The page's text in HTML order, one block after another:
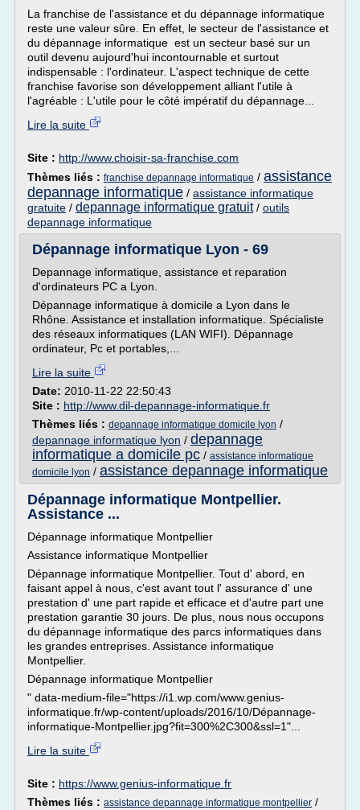
La franchise de l'assistance et du dépannage informatique
reste une valeur sûre. En effet, le secteur de l'assistance et
du dépannage informatique est un secteur basé sur un
outil devenu aujourd'hui incontournable et surtout
indispensable : l'ordinateur. L'aspect technique de cette
franchise favorise son développement alliant l'utile à
l'agréable : L'utile pour le côté impératif du dépannage...
Lire la suite
Site : http://www.choisir-sa-franchise.com
Thèmes liés : franchise depannage informatique / assistance
depannage informatique / assistance informatique
gratuite / depannage informatique gratuit/ outils
depannage informatique
Dépannage informatique Lyon - 69
Depannage informatique, assistance et reparation
d'ordinateurs PC a Lyon.
Dépannage informatique à domicile a Lyon dans le
Rhône. Assistance et installation informatique. Spécialiste
des réseaux informatiques (LAN WIFI). Dépannage
ordinateur, Pc et portables,...
Lire la suite
Date: 2010-11-22 22:50:43
Site : http://www.dil-depannage-informatique.fr
Thèmes liés : depannage informatique domicile lyon /
depannage informatique lyon / depannage
informatique a domicile pc / assistance informatique
domicile lyon / assistance depannage informatique
Dépannage informatique Montpellier.
Assistance ...
Dépannage informatique Montpellier
Assistance informatique Montpellier
Dépannage informatique Montpellier. Tout d' abord, en
faisant appel à nous, c'est avant tout l' assurance d' une
prestation d' une part rapide et efficace et d'autre part une
prestation garantie 30 jours. De plus, nous nous occupons
du dépannage informatique des parcs informatiques dans
les grandes entreprises. Assistance informatique
Montpellier.
Dépannage informatique Montpellier
" data-medium-file="https://i1.wp.com/www.genius-
informatique.fr/wp-content/uploads/2016/10/Dépannage-
informatique-Montpellier.jpg?fit=300%2C300&ssl=1"...
Lire la suite
Site : https://www.genius-informatique.fr
Thèmes liés : assistance depannage informatique montpellier /